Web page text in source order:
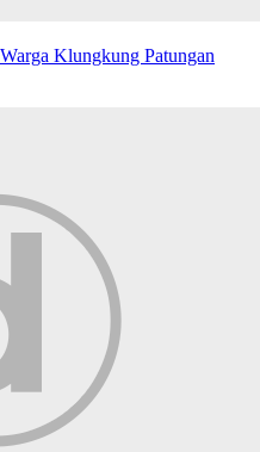
Klungkung Patungan